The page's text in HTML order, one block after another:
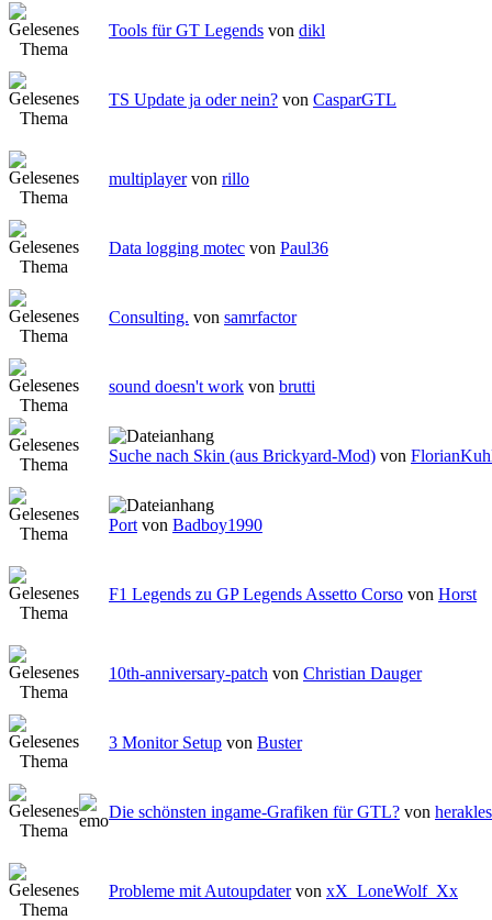
Tools für GT Legends von dikl
TS Update ja oder nein? von CasparGTL
multiplayer von rillo
Data logging motec von Paul36
Consulting. von samrfactor
sound doesn't work von brutti
Suche nach Skin (aus Brickyard-Mod) von
Port von Badboy1990
F1 Legends zu GP Legends Assetto Corso von Horst
10th-anniversary-patch von Christian Dauger
3 Monitor Setup von Buster
Die schönsten ingame-Grafiken für GTL? von herakles
Probleme mit Autoupdater von xX_LoneWolf_Xx